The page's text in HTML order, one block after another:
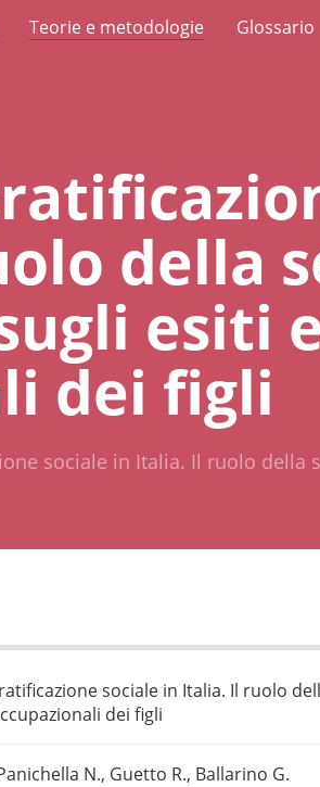
Teorie e metodologie Glossario
della
esiti
dei figli
sociale in Italia. Il ruolo
sociale in Italia. Il ruolo
dei figli
N., Guetto R., Ballarino G.